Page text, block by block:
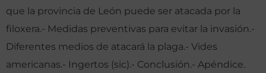
que la provincia de León puede ser atacada por la
filoxera.- Medidas preventivas para evitar la invasión.-
Diferentes medios de atacará la plaga.- Vides
americanas.- Ingertos (sic).- Conclusión.- Apéndice.